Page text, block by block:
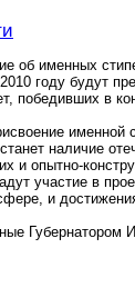
об именных
году будут
победивших в
именной
наличие
и опытно-
участие в
и
Губернатором